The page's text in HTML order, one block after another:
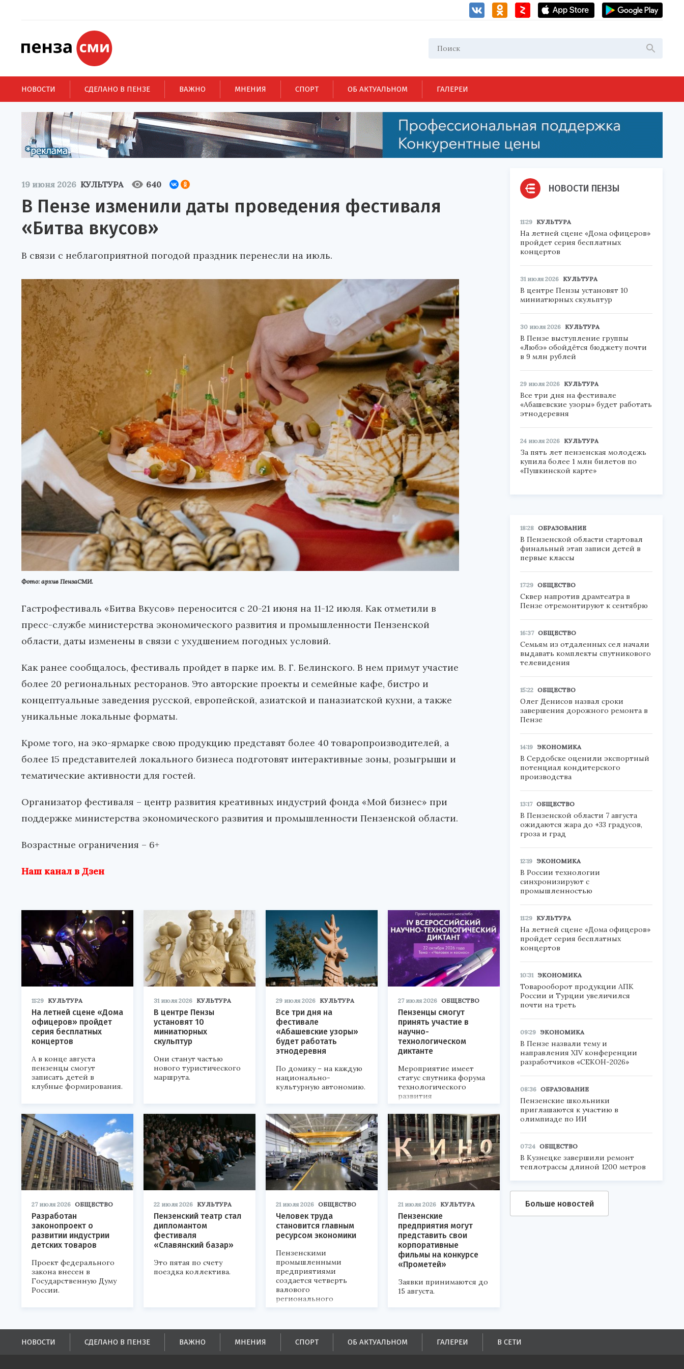
НОВОСТИ СДЕЛАНО В ПЕНЗЕ ВАЖНО МНЕНИЯ СПОРТ ОБ АКТУАЛЬНОМ ГАЛЕРЕИ
19 июня 2026 КУЛЬТУРА 640
В Пензе изменили даты проведения фестиваля
«Битва вкусов»
В связи с неблагоприятной погодой праздник перенесли на июль.
Фото: архив ПензаСМИ.
Гастрофестиваль «Битва Вкусов» переносится с 20-21 июня на 11-12 июля. Как отметили в
пресс-службе министерства экономического развития и промышленности Пензенской
области, даты изменены в связи с ухудшением погодных условий.
Как ранее сообщалось, фестиваль пройдет в парке им. В. Г. Белинского. В нем примут участие
более 20 региональных ресторанов. Это авторские проекты и семейные кафе, бистро и
концептуальные заведения русской, европейской, азиатской и паназиатской кухни, а также
уникальные локальные форматы.
Кроме того, на эко-ярмарке свою продукцию представят более 40 товаропроизводителей, а
более 15 представителей локального бизнеса подготовят интерактивные зоны, розыгрыши и
тематические активности для гостей.
Организатор фестиваля – центр развития креативных индустрий фонда «Мой бизнес» при
поддержке министерства экономического развития и промышленности Пензенской области.
Возрастные ограничения – 6+
Наш канал в Дзен
11:29 КУЛЬТУРА
На летней сцене «Дома
офицеров» пройдет
серия бесплатных
концертов
А в конце августа
пензенцы смогут
записать детей в
клубные формирования.
31 июля 2026 КУЛЬТУРА
В центре Пензы
установят 10
миниатюрных
скульптур
Они станут частью
нового туристического
маршрута.
29 июля 2026 КУЛЬТУРА
Все три дня на
фестивале
«Абашевские узоры»
будет работать
этнодеревня
По домику – на каждую
национально-
культурную автономию.
27 июля 2026 ОБЩЕСТВО
Пензенцы смогут
принять участие в
научно-
технологическом
диктанте
Мероприятие имеет
статус спутника форума
технологического
развития
«Технопром-2026».
27 июля 2026 ОБЩЕСТВО
Разработан
законопроект о
развитии индустрии
детских товаров
Проект федерального
закона внесен в
Государственную Думу
России.
22 июля 2026 КУЛЬТУРА
Пензенский театр стал
дипломантом
фестиваля
«Славянский базар»
Это пятая по счету
поездка коллектива.
21 июля 2026 ОБЩЕСТВО
Человек труда
становится главным
ресурсом экономики
Пензенскими
промышленными
предприятиями
создается четверть
валового
регионального
продукта и
поступлений в
бюджеты всех уровней.
21 июля 2026 КУЛЬТУРА
Пензенские
предприятия могут
представить свои
корпоративные
фильмы на конкурсе
«Прометей»
Заявки принимаются до
15 августа.
НОВОСТИ ПЕНЗЫ
11:29 КУЛЬТУРА
На летней сцене «Дома офицеров»
пройдет серия бесплатных
концертов
31 июля 2026 КУЛЬТУРА
В центре Пензы установят 10
миниатюрных скульптур
30 июля 2026 КУЛЬТУРА
В Пензе выступление группы
«Любэ» обойдётся бюджету почти
в 9 млн рублей
29 июля 2026 КУЛЬТУРА
Все три дня на фестивале
«Абашевские узоры» будет работать
этнодеревня
24 июля 2026 КУЛЬТУРА
За пять лет пензенская молодежь
купила более 1 млн билетов по
«Пушкинской карте»
18:28 ОБРАЗОВАНИЕ
В Пензенской области стартовал
финальный этап записи детей в
первые классы
17:29 ОБЩЕСТВО
Сквер напротив драмтеатра в
Пензе отремонтируют к сентябрю
16:37 ОБЩЕСТВО
Семьям из отдаленных сел начали
выдавать комплекты спутникового
телевидения
15:22 ОБЩЕСТВО
Олег Денисов назвал сроки
завершения дорожного ремонта в
Пензе
14:19 ЭКОНОМИКА
В Сердобске оценили экспортный
потенциал кондитерского
производства
13:17 ОБЩЕСТВО
В Пензенской области 7 августа
ожидаются жара до +33 градусов,
гроза и град
12:19 ЭКОНОМИКА
В России технологии
синхронизируют с
промышленностью
11:29 КУЛЬТУРА
На летней сцене «Дома офицеров»
пройдет серия бесплатных
концертов
10:31 ЭКОНОМИКА
Товарооборот продукции АПК
России и Турции увеличился
почти на треть
09:29 ЭКОНОМИКА
В Пензе назвали тему и
направления XIV конференции
разработчиков «СЕКОН-2026»
08:36 ОБРАЗОВАНИЕ
Пензенские школьники
приглашаются к участию в
олимпиаде по ИИ
07:24 ОБЩЕСТВО
В Кузнецке завершили ремонт
теплотрассы длиной 1200 метров
Больше новостей
НОВОСТИ СДЕЛАНО В ПЕНЗЕ ВАЖНО МНЕНИЯ СПОРТ ОБ АКТУАЛЬНОМ ГАЛЕРЕИ В СЕТИ